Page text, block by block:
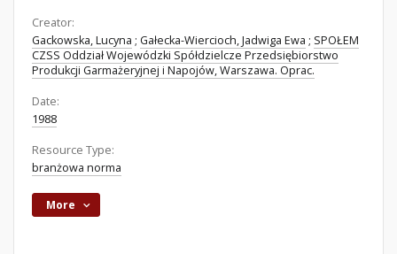
Creator:
Gackowska, Lucyna ; Gałecka-Wiercioch, Jadwiga Ewa ; SPOŁEM
CZSS Oddział Wojewódzki Spółdzielcze Przedsiębiorstwo
Produkcji Garmażeryjnej i Napojów, Warszawa. Oprac.
Date:
1988
Resource Type:
branżowa norma
More